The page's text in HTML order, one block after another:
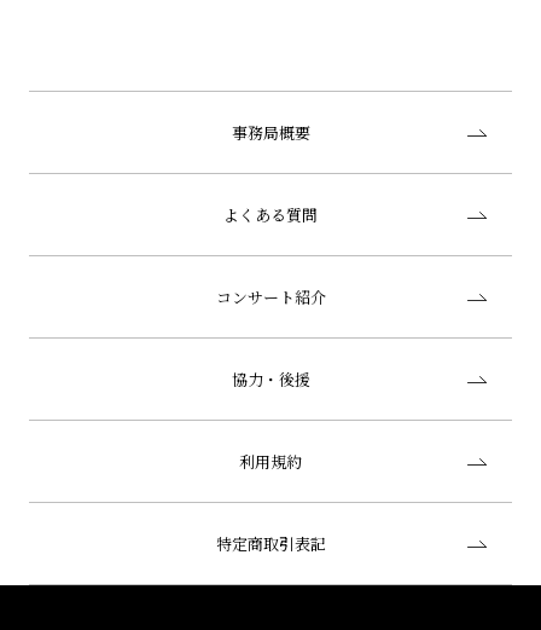
事務局概要
よくある質問
コンサート紹介
協力・後援
利用規約
特定商取引表記